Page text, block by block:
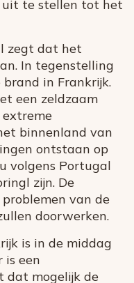
uit te stellen tot het
zegt dat het
In tegenstelling
in Frankrijk.
een zeldzaam
extreme
binnenland van
ontstaan op
volgens Portugal
zijn. De
van de
doorwerken.
is in de middag
is een
dat mogelijk de